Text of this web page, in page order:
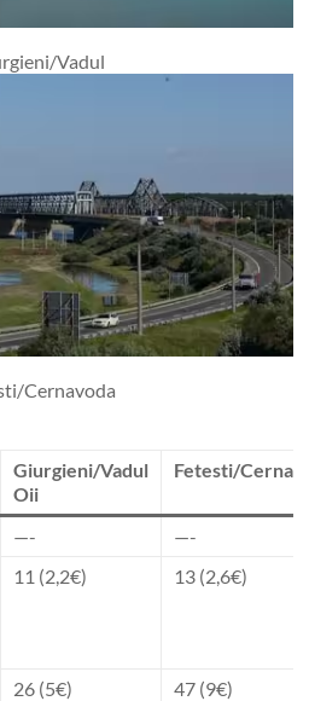
Vadul
Cernavoda
Giurgieni/Vadul
Oii
Fetesti/
—-
—-
11 (2,2€) 13 (2,6€)
26 (5€) 47 (9€)